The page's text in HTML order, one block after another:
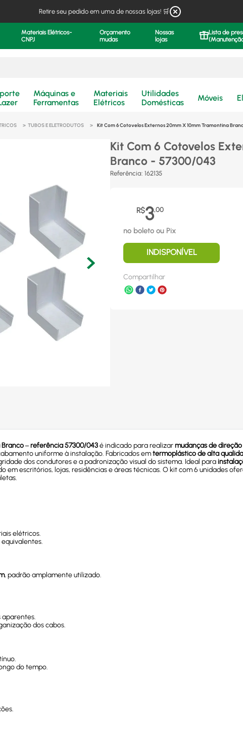
Retire seu pedido em uma de nossas lojas! 🛒
Materiais Elétricos-
CNPJ
Orçamento
mudas
Nossas
lojas
Lista de
Máquinas e
Ferramentas
Materiais
Elétricos
Utilidades
Domésticas
Móveis
TUBOS E ELETRODUTOS Kit Com 6 Cotovelos Externos 20mm X 10mm Tramontina
Kit Com 6 Cotovelos
Branco - 57300/043
Referência: 162135
R$3,00
no boleto ou Pix
INDISPONÍVEL
Compartilhar
– referência 57300/043é indicado para realizarmudanças de
uniforme à instalação. Fabricados emtermoplástico de alta
dos condutores e a padronização visual do sistema. Ideal para
em escritórios, lojas, residências e áreas técnicas. O kit com 6 unidades
elétricos.
, padrão amplamente utilizado.
aparentes.
dos cabos.
do tempo.